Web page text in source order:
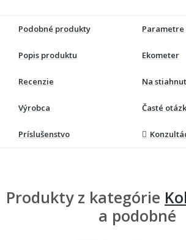
Podobné produkty Parametre
Popis produktu Ekometer
Recenzie Na
Výrobca Časté
Príslušenstvo
Produkty z kategórie
a podobné